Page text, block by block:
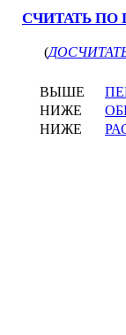
СЧИТАТЬ ПО
(
ВЫШЕ
НИЖЕ
НИЖЕ